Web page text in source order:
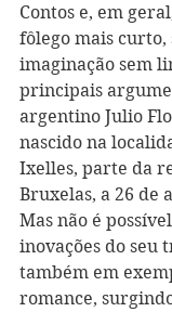
Contos e, em
fôlego mais curto,
imaginação sem
principais
argentino Julio
nascido na
Ixelles, parte da
Bruxelas, a 26 de
Mas não é
inovações do
também em
romance,